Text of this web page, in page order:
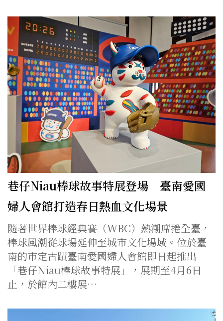
巷仔Niau棒球故事特展登場 臺南愛國
婦人會館打造春日熱血文化場景
隨著世界棒球經典賽（WBC）熱潮席捲全臺，
棒球風潮從球場延伸至城市文化場域。位於臺
南的市定古蹟臺南愛國婦人會館即日起推出
「巷仔Niau棒球故事特展」，展期至4月6日
止，於館內二樓展…